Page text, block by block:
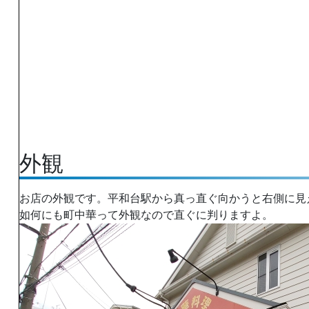
外観
お店の外観です。平和台駅から真っ直ぐ向かうと右側に
如何にも町中華って外観なので直ぐに判りますよ。